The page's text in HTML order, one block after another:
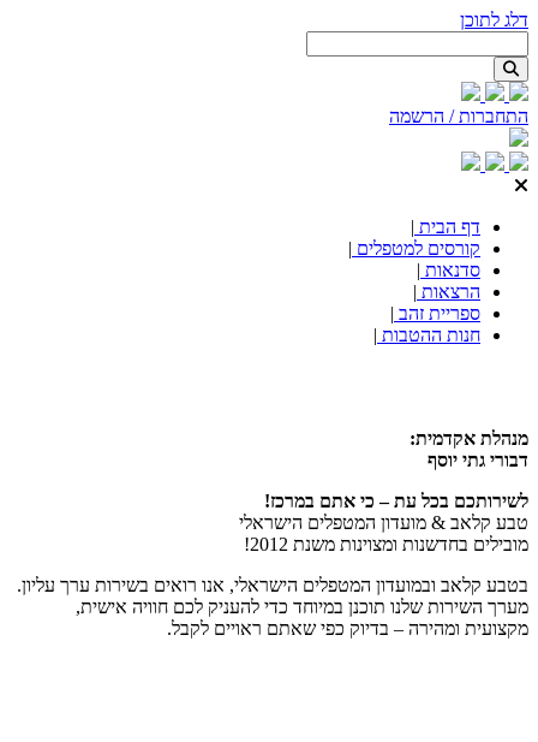
דלג לתוכן
התחברות / הרשמה
דף הבית |
קורסים למטפלים |
סדנאות |
הרצאות |
ספריית זהב |
חנות ההטבות |
מנהלת אקדמית:
דבורי גתי יוסף
לשירותכם בכל עת – כי אתם במרכז!
טבע קלאב & מועדון המטפלים הישראלי
מובילים בחדשנות ומצוינות משנת 2012!
בטבע קלאב ובמועדון המטפלים הישראלי, אנו רואים בשירות ערך עליון.
מערך השירות שלנו תוכנן במיוחד כדי להעניק לכם חוויה אישית,
מקצועית ומהירה – בדיוק כפי שאתם ראויים לקבל.